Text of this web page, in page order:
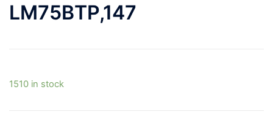
LM75BTP,147
1510 in stock